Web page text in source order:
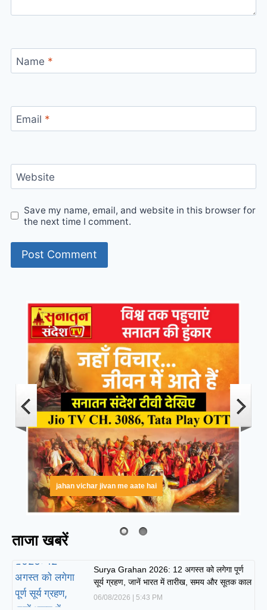
Name *
Email *
Website
Save my name, email, and website in this browser for
the next time I comment.
jahan vichar jivan me aate hai
ताजा खबरें
Surya Grahan 2026: 12 अगस्त को लगेगा पूर्ण
सूर्य ग्रहण, जानें भारत में तारीख, समय और सूतक काल
06/08/2026 5:43 PM